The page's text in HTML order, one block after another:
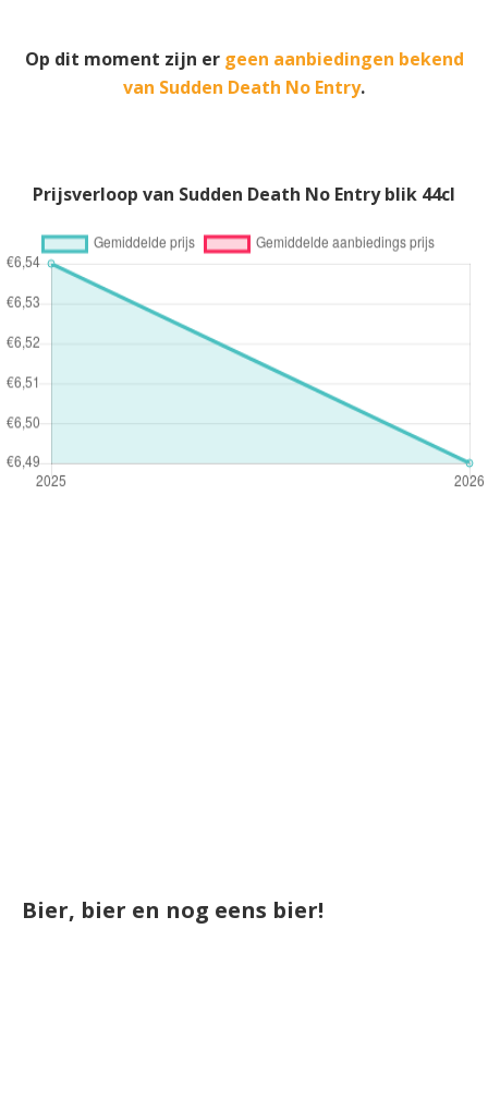
Op dit moment zijn er geen aanbiedingen bekend
van Sudden Death No Entry.
Prijsverloop van Sudden Death No Entry blik 44cl
Bier, bier en nog eens bier!